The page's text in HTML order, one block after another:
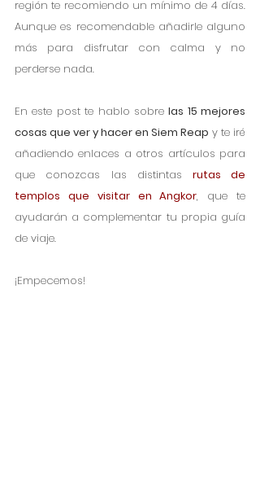
región te recomiendo un mínimo de 4 días.
Aunque es recomendable añadirle alguno
más para disfrutar con calma y no
perderse nada.
En este post te hablo sobre las 15 mejores
cosas que ver y hacer en Siem Reap y te iré
añadiendo enlaces a otros artículos para
que conozcas las distintas rutas de
templos que visitar en Angkor, que te
ayudarán a complementar tu propia guía
de viaje.
¡Empecemos!